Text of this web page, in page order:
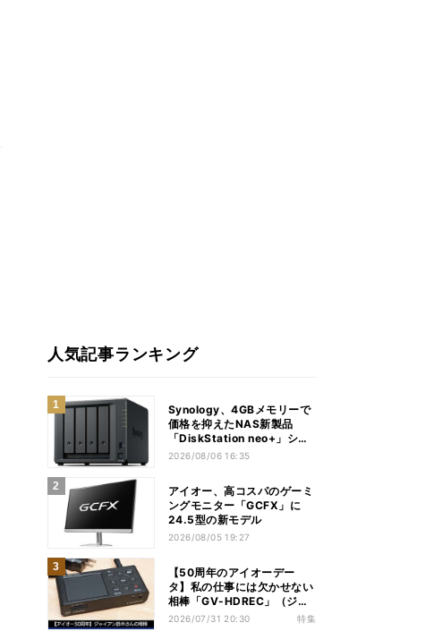
人気記事ランキング
Synology、4GBメモリーで
価格を抑えたNAS新製品
「DiskStation neo+」シリ
ーズ
2026/08/06 16:35
アイオー、高コスパのゲーミ
ングモニター「GCFX」に
24.5型の新モデル
2026/08/05 19:27
【50周年のアイオーデー
タ】私の仕事には欠かせない
相棒「GV-HDREC」（ジャ
イアン鈴木さん）
2026/07/31 20:30 特集